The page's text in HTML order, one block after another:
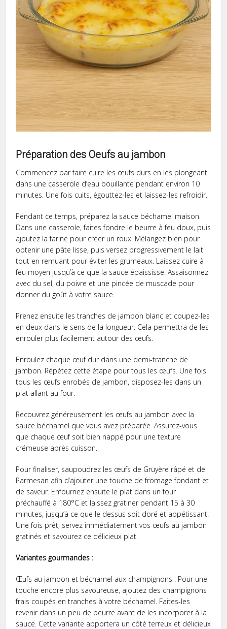
Préparation des Oeufs au jambon
Commencez par faire cuire les œufs durs en les plongeant
dans une casserole d’eau bouillante pendant environ 10
minutes. Une fois cuits, égouttez-les et laissez-les refroidir.
Pendant ce temps, préparez la sauce béchamel maison.
Dans une casserole, faites fondre le beurre à feu doux, puis
ajoutez la farine pour créer un roux. Mélangez bien pour
obtenir une pâte lisse, puis versez progressivement le lait
tout en remuant pour éviter les grumeaux. Laissez cuire à
feu moyen jusqu’à ce que la sauce épaississe. Assaisonnez
avec du sel, du poivre et une pincée de muscade pour
donner du goût à votre sauce.
Prenez ensuite les tranches de jambon blanc et coupez-les
en deux dans le sens de la longueur. Cela permettra de les
enrouler plus facilement autour des œufs.
Enroulez chaque œuf dur dans une demi-tranche de
jambon. Répétez cette étape pour tous les œufs. Une fois
tous les œufs enrobés de jambon, disposez-les dans un
plat allant au four.
Recouvrez généreusement les œufs au jambon avec la
sauce béchamel que vous avez préparée. Assurez-vous
que chaque œuf soit bien nappé pour une texture
crémeuse après cuisson.
Pour finaliser, saupoudrez les œufs de Gruyère râpé et de
Parmesan afin d’ajouter une touche de fromage fondant et
de saveur. Enfournez ensuite le plat dans un four
préchauffé à 180°C et laissez gratiner pendant 15 à 30
minutes, jusqu’à ce que le dessus soit doré et appétissant.
Une fois prêt, servez immédiatement vos œufs au jambon
gratinés et savourez ce délicieux plat.
Variantes gourmandes :
Œufs au jambon et béchamel aux champignons : Pour une
touche encore plus savoureuse, ajoutez des champignons
frais coupés en tranches à votre béchamel. Faites-les
revenir dans un peu de beurre avant de les incorporer à la
sauce. Cette variante apportera un côté terreux et délicieux